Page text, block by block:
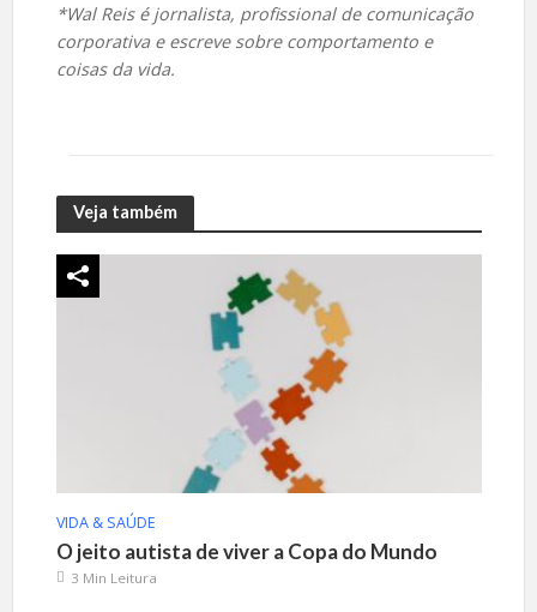
*Wal Reis é jornalista, profissional de comunicação
corporativa e escreve sobre comportamento e
coisas da vida.
Veja também
VIDA & SAÚDE
O jeito autista de viver a Copa do Mundo
3 Min Leitura